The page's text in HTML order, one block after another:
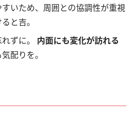
いため、周囲との協調性が重視
と吉。
ずに。
内面にも変化が訪れる
配りを。